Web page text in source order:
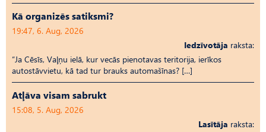
Kā organizēs satiksmi?
19:47, 6. Aug, 2026
Iedzīvotāja raksta:
“Ja Cēsīs, Vaļņu ielā, kur vecās pienotavas teritorija, ierīkos
autostāvvietu, kā tad tur brauks automašīnas? […]
Atļāva visam sabrukt
15:08, 5. Aug, 2026
Lasītāja raksta: